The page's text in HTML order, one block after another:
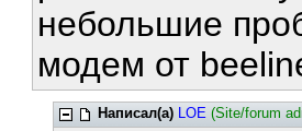
небольшие
модем от
Написал(а) LOE (Site/forum